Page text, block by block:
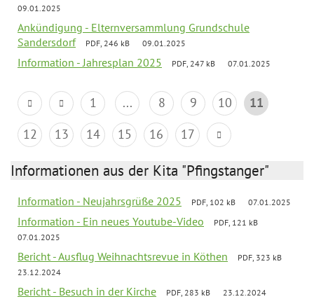
09.01.2025
Ankündigung - Elternversammlung Grundschule
Sandersdorf
PDF, 246 kB 09.01.2025
Information - Jahresplan 2025 PDF, 247 kB 07.01.2025
1 ... 8 9 10
11
12
13 14 15 16 17
Informationen aus der Kita "Pfingstanger"
Information - Neujahrsgrüße 2025 PDF, 102 kB 07.01.2025
Information - Ein neues Youtube-Video
PDF, 121 kB
07.01.2025
Bericht - Ausflug Weihnachtsrevue in Köthen
PDF, 323 kB
23.12.2024
Bericht - Besuch in der Kirche PDF, 283 kB 23.12.2024